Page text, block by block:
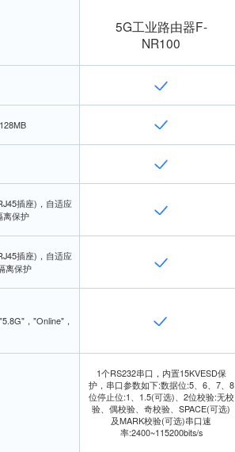
5G工业路由器F-
NR100
插座)，自适应
离保护
插座)，自适应
离保护
，"Online"，
1个RS232串口，内置15KVESD保
护，串口参数如下:数据位:5、6、7、8
位停止位:1、1.5(可选)、2位校验:无校
验、偶校验、奇校验、SPACE(可选)
及MARK校验(可选)串口速
率:2400~115200bits/s